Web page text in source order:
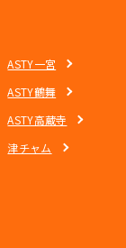
ASTY一宮
ASTY鶴舞
ASTY高蔵寺
津チャム